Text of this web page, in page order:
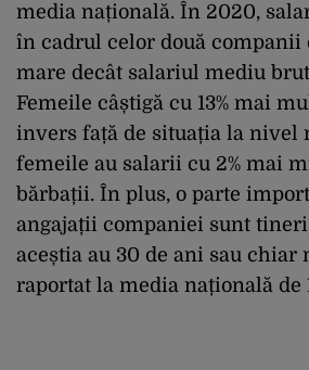
media națională. În 2020,
în cadrul celor două companii
mare decât salariul mediu
Femeile câștigă cu 13% mai
invers față de situația la nivel
femeile au salarii cu 2% mai
bărbații. În plus, o parte
angajații companiei sunt
aceștia au 30 de ani sau chiar
raportat la media națională de